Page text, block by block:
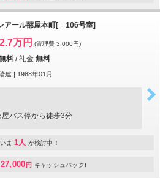
アール蔀屋本町[ 106号室]
2.7万円 (管理費 3,000円)
料 /礼金 無料
建 | 1988年01月
バス停から徒歩3分
ま 1人 が検討中！
27,000 円 キャッシュバック!